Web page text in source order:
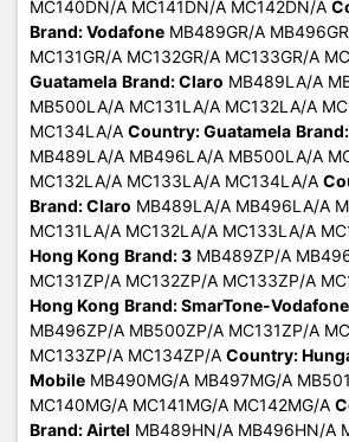
MC140DN/A MC141DN/A MC142DN/A
Brand: Vodafone MB489GR/A
MC131GR/A MC132GR/A MC133GR/A
Guatamela Brand: Claro MB489LA/A
MB500LA/A MC131LA/A MC132LA/A
MC134LA/A Country: Guatamela
MB489LA/A MB496LA/A MB500LA/A
MC132LA/A MC133LA/A MC134LA/A
Brand: Claro MB489LA/A MB496LA/A
MC131LA/A MC132LA/A MC133LA/A
Hong Kong Brand: 3 MB489ZP/A
MC131ZP/A MC132ZP/A MC133ZP/A
Hong Kong Brand: SmarTone-Vodafone
MB496ZP/A MB500ZP/A MC131ZP/A
MC133ZP/A MC134ZP/A Country:
Mobile MB490MG/A MB497MG/A
MC140MG/A MC141MG/A MC142MG/A
Brand: Airtel MB489HN/A MB496HN/A